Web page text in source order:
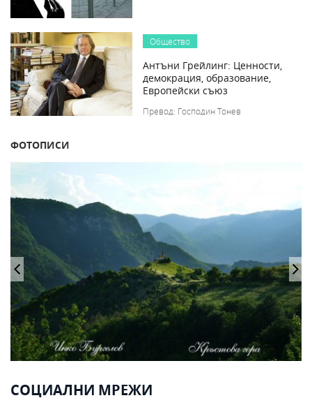
Общество
Антъни Грейлинг: Ценности,
демокрация, образование,
Европейски съюз
Превод: Господин Тонев
ФОТОПИСИ
СОЦИАЛНИ МРЕЖИ